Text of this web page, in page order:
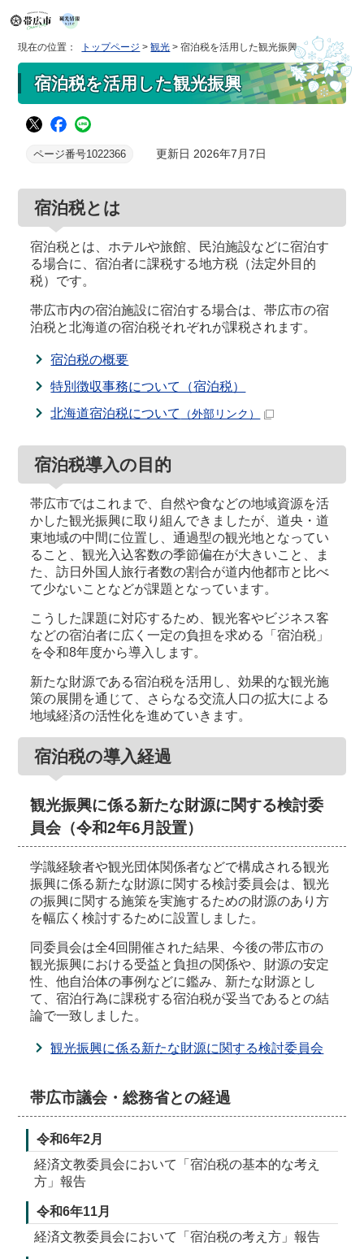
現在の位置： トップページ >観光 > 宿泊税を活用した観光振興
宿泊税を活用した観光振興
ページ番号1022366 更新日 2026年7月7日
宿泊税とは
宿泊税とは、ホテルや旅館、民泊施設などに宿泊す
る場合に、宿泊者に課税する地方税（法定外目的
税）です。
帯広市内の宿泊施設に宿泊する場合は、帯広市の宿
泊税と北海道の宿泊税それぞれが課税されます。
宿泊税の概要
特別徴収事務について（宿泊税）
北海道宿泊税について
（外部リンク）
宿泊税導入の目的
帯広市ではこれまで、自然や食などの地域資源を活
かした観光振興に取り組んできましたが、道央・道
東地域の中間に位置し、通過型の観光地となってい
ること、観光入込客数の季節偏在が大きいこと、ま
た、訪日外国人旅行者数の割合が道内他都市と比べ
て少ないことなどが課題となっています。
こうした課題に対応するため、観光客やビジネス客
などの宿泊者に広く一定の負担を求める「宿泊税」
を令和8年度から導入します。
新たな財源である宿泊税を活用し、効果的な観光施
策の展開を通じて、さらなる交流人口の拡大による
地域経済の活性化を進めていきます。
宿泊税の導入経過
観光振興に係る新たな財源に関する検討委
員会（令和2年6月設置）
学識経験者や観光団体関係者などで構成される観光
振興に係る新たな財源に関する検討委員会は、観光
の振興に関する施策を実施するための財源のあり方
を幅広く検討するために設置しました。
同委員会は全4回開催された結果、今後の帯広市の
観光振興における受益と負担の関係や、財源の安定
性、他自治体の事例などに鑑み、新たな財源とし
て、宿泊行為に課税する宿泊税が妥当であるとの結
論で一致しました。
観光振興に係る新たな財源に関する検討委員会
帯広市議会・総務省との経過
令和6年2月
経済文教委員会において「宿泊税の基本的な考え
方」報告
令和6年11月
経済文教委員会において「宿泊税の考え方」報告